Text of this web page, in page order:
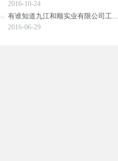
2016-10-24
有谁知道九江和顺实业有限公司工...
2016-06-29